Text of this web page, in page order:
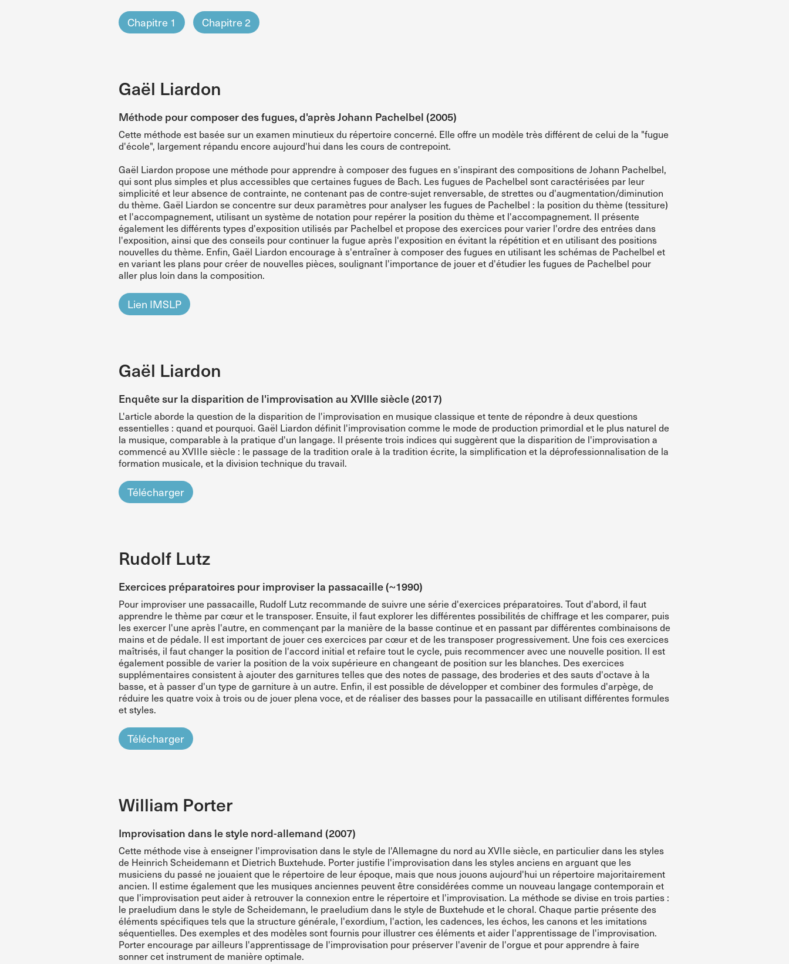
Chapitre 1 Chapitre 2
Gaël Liardon
Méthode pour composer des fugues, d'après Johann Pachelbel (2005)
Cette méthode est basée sur un examen minutieux du répertoire concerné. Elle offre un modèle très différent de celui de la "fugue
d'école", largement répandu encore aujourd'hui dans les cours de contrepoint.
Gaël Liardon propose une méthode pour apprendre à composer des fugues en s'inspirant des compositions de Johann Pachelbel,
qui sont plus simples et plus accessibles que certaines fugues de Bach. Les fugues de Pachelbel sont caractérisées par leur
simplicité et leur absence de contrainte, ne contenant pas de contre-sujet renversable, de strettes ou d'augmentation/diminution
du thème. Gaël Liardon se concentre sur deux paramètres pour analyser les fugues de Pachelbel : la position du thème (tessiture)
et l'accompagnement, utilisant un système de notation pour repérer la position du thème et l'accompagnement. Il présente
également les différents types d'exposition utilisés par Pachelbel et propose des exercices pour varier l'ordre des entrées dans
l'exposition, ainsi que des conseils pour continuer la fugue après l'exposition en évitant la répétition et en utilisant des positions
nouvelles du thème. Enfin, Gaël Liardon encourage à s'entraîner à composer des fugues en utilisant les schémas de Pachelbel et
en variant les plans pour créer de nouvelles pièces, soulignant l'importance de jouer et d'étudier les fugues de Pachelbel pour
aller plus loin dans la composition.
Lien IMSLP
Gaël Liardon
Enquête sur la disparition de l'improvisation au XVIIIe siècle (2017)
L'article aborde la question de la disparition de l'improvisation en musique classique et tente de répondre à deux questions
essentielles : quand et pourquoi. Gaël Liardon définit l'improvisation comme le mode de production primordial et le plus naturel de
la musique, comparable à la pratique d'un langage. Il présente trois indices qui suggèrent que la disparition de l'improvisation a
commencé au XVIIIe siècle : le passage de la tradition orale à la tradition écrite, la simplification et la déprofessionnalisation de la
formation musicale, et la division technique du travail.
Télécharger
Rudolf Lutz
Exercices préparatoires pour improviser la passacaille (~1990)
Pour improviser une passacaille, Rudolf Lutz recommande de suivre une série d'exercices préparatoires. Tout d'abord, il faut
apprendre le thème par cœur et le transposer. Ensuite, il faut explorer les différentes possibilités de chiffrage et les comparer, puis
les exercer l'une après l'autre, en commençant par la manière de la basse continue et en passant par différentes combinaisons de
mains et de pédale. Il est important de jouer ces exercices par cœur et de les transposer progressivement. Une fois ces exercices
maîtrisés, il faut changer la position de l'accord initial et refaire tout le cycle, puis recommencer avec une nouvelle position. Il est
également possible de varier la position de la voix supérieure en changeant de position sur les blanches. Des exercices
supplémentaires consistent à ajouter des garnitures telles que des notes de passage, des broderies et des sauts d'octave à la
basse, et à passer d'un type de garniture à un autre. Enfin, il est possible de développer et combiner des formules d'arpège, de
réduire les quatre voix à trois ou de jouer plena voce, et de réaliser des basses pour la passacaille en utilisant différentes formules
et styles.
Télécharger
William Porter
Improvisation dans le style nord-allemand (2007)
Cette méthode vise à enseigner l'improvisation dans le style de l'Allemagne du nord au XVIIe siècle, en particulier dans les styles
de Heinrich Scheidemann et Dietrich Buxtehude. Porter justifie l'improvisation dans les styles anciens en arguant que les
musiciens du passé ne jouaient que le répertoire de leur époque, mais que nous jouons aujourd'hui un répertoire majoritairement
ancien. Il estime également que les musiques anciennes peuvent être considérées comme un nouveau langage contemporain et
que l'improvisation peut aider à retrouver la connexion entre le répertoire et l'improvisation. La méthode se divise en trois parties :
le praeludium dans le style de Scheidemann, le praeludium dans le style de Buxtehude et le choral. Chaque partie présente des
éléments spécifiques tels que la structure générale, l'exordium, l'action, les cadences, les échos, les canons et les imitations
séquentielles. Des exemples et des modèles sont fournis pour illustrer ces éléments et aider l'apprentissage de l'improvisation.
Porter encourage par ailleurs l'apprentissage de l'improvisation pour préserver l'avenir de l'orgue et pour apprendre à faire
sonner cet instrument de manière optimale.